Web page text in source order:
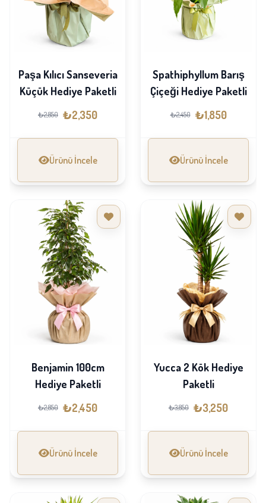
Paşa Kılıcı Sanseveria
Küçük Hediye Paketli
₺2,850 ₺2,350
Ürünü İncele
Spathiphyllum Barış
Çiçeği Hediye Paketli
₺2,450 ₺1,850
Ürünü İncele
Benjamin 100cm
Hediye Paketli
₺2,850 ₺2,450
Ürünü İncele
Yucca 2 Kök Hediye
Paketli
₺3,850 ₺3,250
Ürünü İncele